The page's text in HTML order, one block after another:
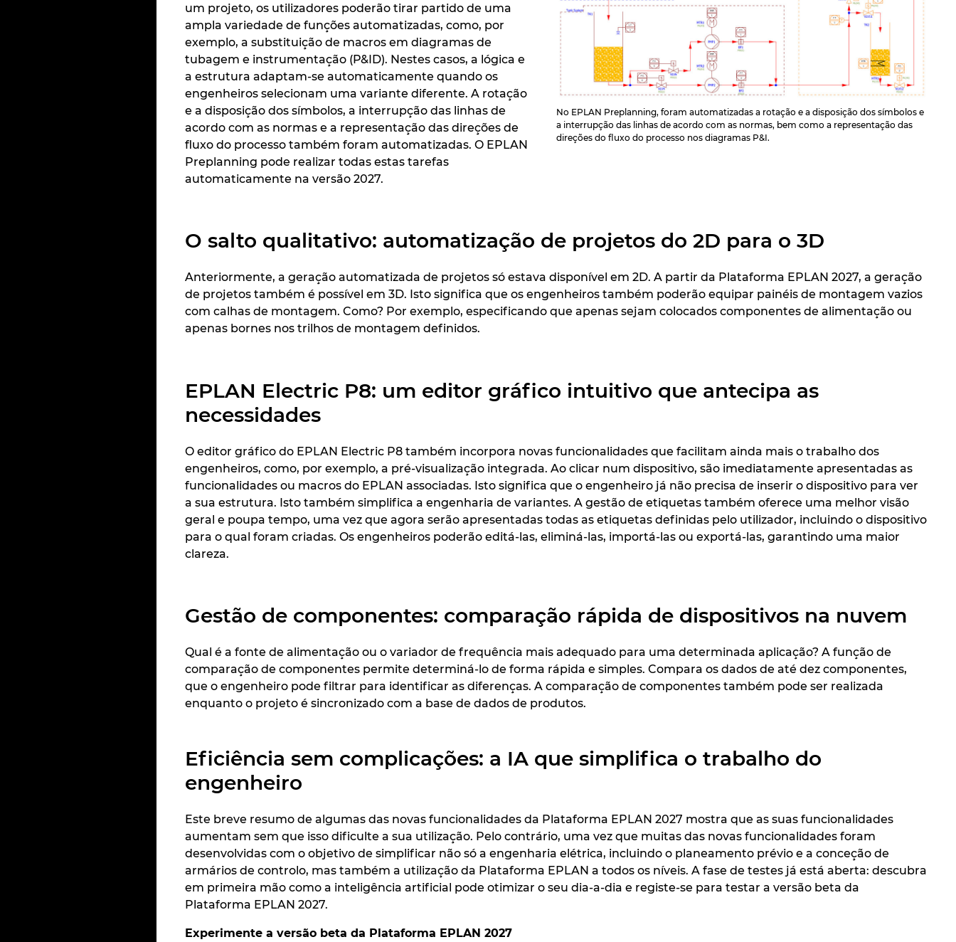
No EPLAN Preplanning, foram automatizadas a rotação e a disposição dos símbolos e
a interrupção das linhas de acordo com as normas, bem como a representação das
direções do fluxo do processo nos diagramas P&I.
um projeto, os utilizadores poderão tirar partido de uma
ampla variedade de funções automatizadas, como, por
exemplo, a substituição de macros em diagramas de
tubagem e instrumentação (P&ID). Nestes casos, a lógica e
a estrutura adaptam-se automaticamente quando os
engenheiros selecionam uma variante diferente. A rotação
e a disposição dos símbolos, a interrupção das linhas de
acordo com as normas e a representação das direções de
fluxo do processo também foram automatizadas. O EPLAN
Preplanning pode realizar todas estas tarefas
automaticamente na versão 2027.
O salto qualitativo: automatização de projetos do 2D para o 3D
Anteriormente, a geração automatizada de projetos só estava disponível em 2D. A partir da Plataforma EPLAN 2027, a geração
de projetos também é possível em 3D. Isto significa que os engenheiros também poderão equipar painéis de montagem vazios
com calhas de montagem. Como? Por exemplo, especificando que apenas sejam colocados componentes de alimentação ou
apenas bornes nos trilhos de montagem definidos.
EPLAN Electric P8: um editor gráfico intuitivo que antecipa as
necessidades
O editor gráfico do EPLAN Electric P8 também incorpora novas funcionalidades que facilitam ainda mais o trabalho dos
engenheiros, como, por exemplo, a pré-visualização integrada. Ao clicar num dispositivo, são imediatamente apresentadas as
funcionalidades ou macros do EPLAN associadas. Isto significa que o engenheiro já não precisa de inserir o dispositivo para ver
a sua estrutura. Isto também simplifica a engenharia de variantes. A gestão de etiquetas também oferece uma melhor visão
geral e poupa tempo, uma vez que agora serão apresentadas todas as etiquetas definidas pelo utilizador, incluindo o dispositivo
para o qual foram criadas. Os engenheiros poderão editá-las, eliminá-las, importá-las ou exportá-las, garantindo uma maior
clareza.
Gestão de componentes: comparação rápida de dispositivos na nuvem
Qual é a fonte de alimentação ou o variador de frequência mais adequado para uma determinada aplicação? A função de
comparação de componentes permite determiná-lo de forma rápida e simples. Compara os dados de até dez componentes,
que o engenheiro pode filtrar para identificar as diferenças. A comparação de componentes também pode ser realizada
enquanto o projeto é sincronizado com a base de dados de produtos.
Eficiência sem complicações: a IA que simplifica o trabalho do
engenheiro
Este breve resumo de algumas das novas funcionalidades da Plataforma EPLAN 2027 mostra que as suas funcionalidades
aumentam sem que isso dificulte a sua utilização. Pelo contrário, uma vez que muitas das novas funcionalidades foram
desenvolvidas com o objetivo de simplificar não só a engenharia elétrica, incluindo o planeamento prévio e a conceção de
armários de controlo, mas também a utilização da Plataforma EPLAN a todos os níveis. A fase de testes já está aberta: descubra
em primeira mão como a inteligência artificial pode otimizar o seu dia-a-dia e registe-se para testar a versão beta da
Plataforma EPLAN 2027.
Experimente a versão beta da Plataforma EPLAN 2027